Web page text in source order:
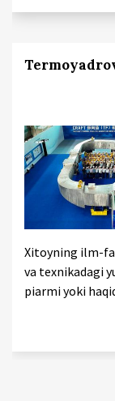
Xitoyning ilm-
va texnikadagi
piarmi yoki